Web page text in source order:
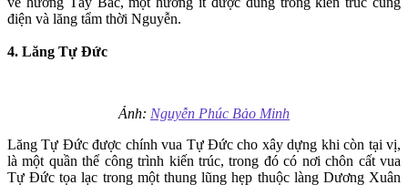
điện và lăng tẩm thời Nguyễn.
4. Lăng Tự Đức
Ảnh: Nguyễn Phúc Bảo Minh
Lăng Tự Đức được chính vua Tự Đức cho xây dựng khi còn tại vị,
là một quần thể công trình kiến trúc, trong đó có nơi chôn cất vua
Tự Đức tọa lạc trong một thung lũng hẹp thuộc làng Dương Xuân